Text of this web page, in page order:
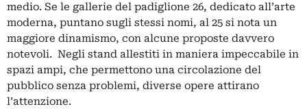
medio. Se le gallerie del padiglione 26, dedicato all’arte
moderna, puntano sugli stessi nomi, al 25 si nota un
maggiore dinamismo, con alcune proposte davvero
notevoli. Negli stand allestiti in maniera impeccabile in
spazi ampi, che permettono una circolazione del
pubblico senza problemi, diverse opere attirano
l’attenzione.